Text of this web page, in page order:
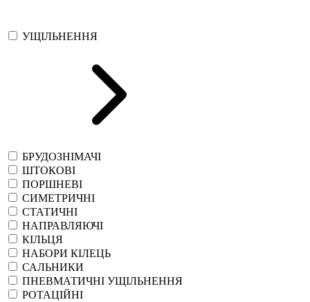
УЩІЛЬНЕННЯ
БРУДОЗНІМАЧІ
ШТОКОВІ
ПОРШНЕВІ
СИМЕТРИЧНІ
СТАТИЧНІ
НАПРАВЛЯЮЧІ
КІЛЬЦЯ
НАБОРИ КІЛЕЦЬ
САЛЬНИКИ
ПНЕВМАТИЧНІ УЩІЛЬНЕННЯ
РОТАЦІЙНІ